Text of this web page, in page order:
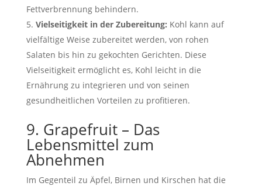
Fettverbrennung behindern.
Vielseitigkeit in der Zubereitung: Kohl kann auf
vielfältige Weise zubereitet werden, von rohen
Salaten bis hin zu gekochten Gerichten. Diese
Vielseitigkeit ermöglicht es, Kohl leicht in die
Ernährung zu integrieren und von seinen
gesundheitlichen Vorteilen zu profitieren.
9. Grapefruit – Das
Lebensmittel zum
Abnehmen
Im Gegenteil zu Äpfel, Birnen und Kirschen hat die